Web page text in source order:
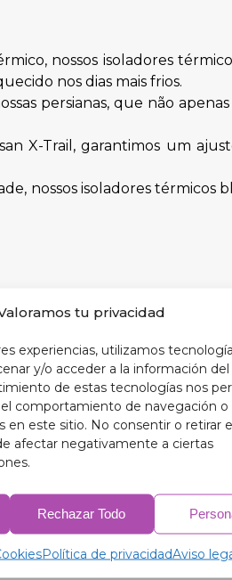
tu privacidad
experiencias, utilizamos
y/o acceder a la información del
de estas tecnologías nos
comportamiento de navegación o
en este sitio. No consentir o retirar
afectar negativamente a ciertas
Rechazar Todo
Política de privacidadAviso
nossos isoladores
nos dias mais frios.
persianas, que não
X-Trail, garantimos um
nossos isoladores
interior do seu carro e
interna mais ideal, seus
o que se traduz em menor
isoladores térmicos
blackout de 9